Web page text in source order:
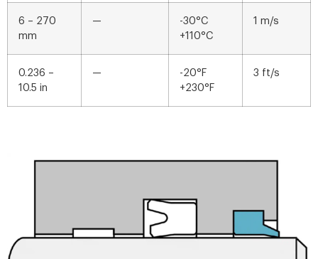
6 – 270
mm
—
-30°C
+110°C
1 m/s
0.236 –
10.5 in
—
-20°F
+230°F
3 ft/s